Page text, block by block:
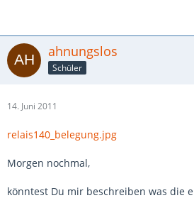
ahnungslos
Schüler
14. Juni 2011
relais140_belegung.jpg
Morgen nochmal,
könntest Du mir beschreiben was die